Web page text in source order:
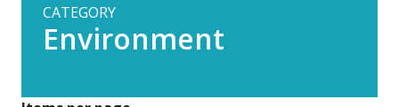
CATEGORY
Environment